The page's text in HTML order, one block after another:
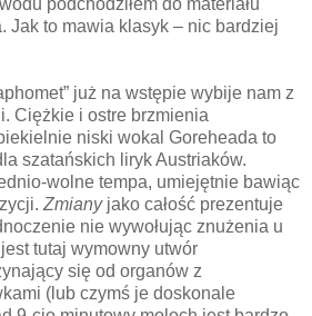
podchodziłem do materiału
Jak to mawia klasyk – nic bardziej
już na wstępie wybije nam z
Ciężkie i ostre brzmienia
niski wokal Goreheada to
szatańskich liryk Austriaków.
wolne tempa, umiejętnie bawiąc
Zmianyjako całość prezentuje
nie wywołując znużenia u
tutaj wymowny utwór
się od organów z
(lub czymś je doskonale